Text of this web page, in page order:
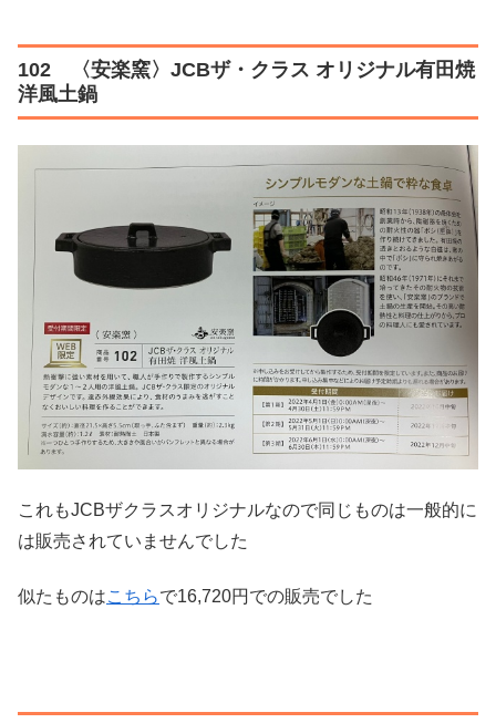
102 〈安楽窯〉JCBザ・クラス オリジナル有田焼
洋風土鍋
これもJCBザクラスオリジナルなので同じものは一般的に
は販売されていませんでした
似たものはこちらで16,720円での販売でした